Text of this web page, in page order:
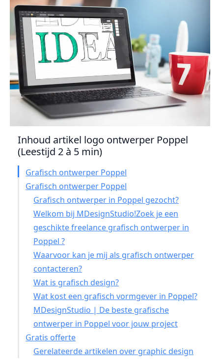
Inhoud artikel logo ontwerper Poppel
(Leestijd 2 à 5 min)
Grafisch ontwerper Poppel
Grafisch ontwerper Poppel
Grafisch ontwerper in Poppel gezocht?
Welkom bij MDesignStudio!Zoek je een
geschikte freelance grafisch ontwerper in
Poppel ?
Waarvoor kan je mij als grafisch ontwerper
contacteren?
Wat is grafisch design?
Wat kost een grafisch vormgever in Poppel?
MDesignStudio | De beste grafische
ontwerper in Poppel voor jouw project
Gratis offerte
Gerelateerde artikelen over graphic design